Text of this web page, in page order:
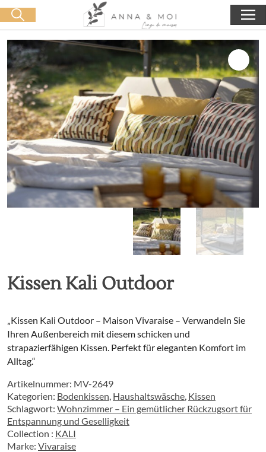
Kostenlose Lieferung ab 60€ Einkauf 0,00€
Suche starten
Kissen Kali Outdoor
„Kissen Kali Outdoor – Maison Vivaraise – Verwandeln Sie
Ihren Außenbereich mit diesem schicken und
strapazierfähigen Kissen. Perfekt für eleganten Komfort im
Alltag.“
Artikelnummer: MV-2649
Kategorien: Bodenkissen Haushaltswäsche Kissen
Schlagwort: Wohnzimmer – Ein gemütlicher Rückzugsort für
Entspannung und Geselligkeit
Collection : KALI
Marke: Vivaraise